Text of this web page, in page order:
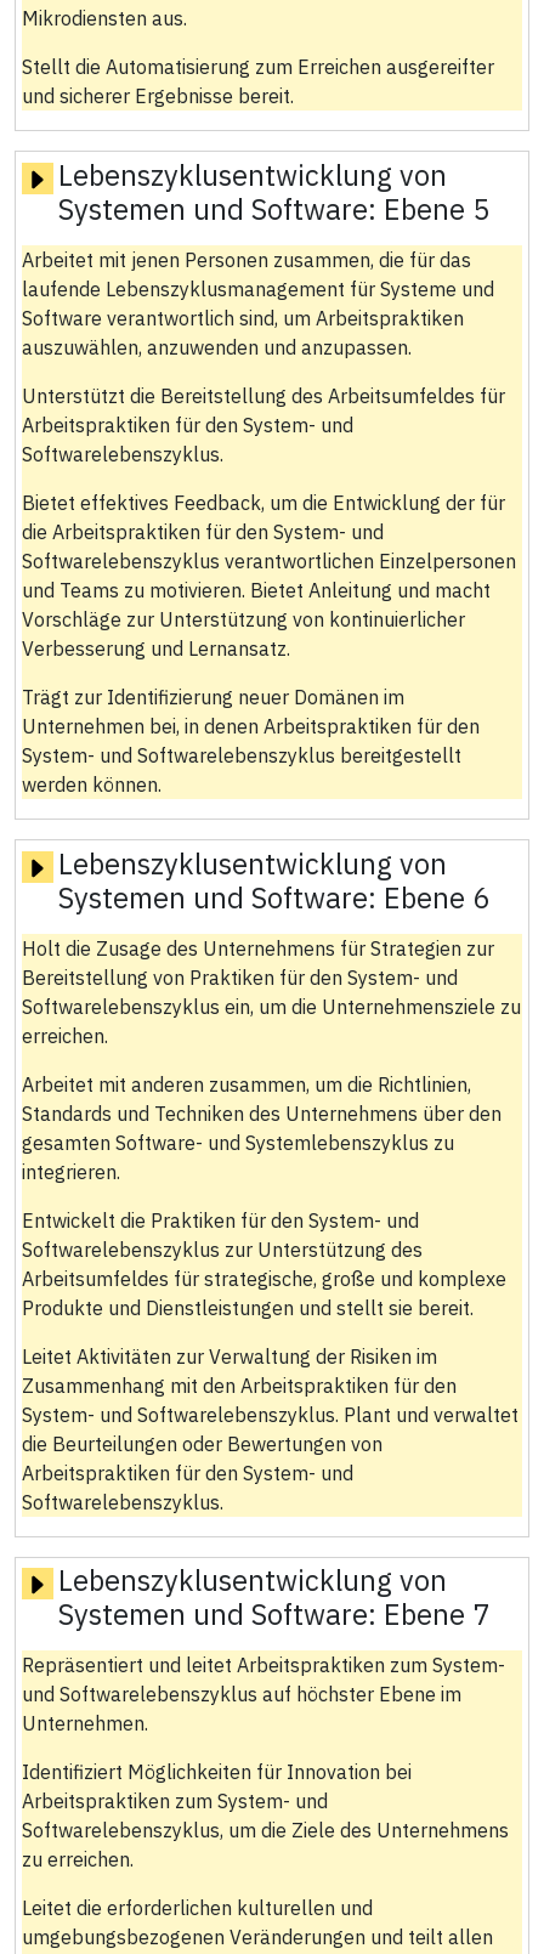
Mikrodiensten aus.
Stellt die Automatisierung zum Erreichen ausgereifter
und sicherer Ergebnisse bereit.
Lebenszyklusentwicklung von
Systemen und Software: Ebene 5
Arbeitet mit jenen Personen zusammen, die für das
laufende Lebenszyklusmanagement für Systeme und
Software verantwortlich sind, um Arbeitspraktiken
auszuwählen, anzuwenden und anzupassen.
Unterstützt die Bereitstellung des Arbeitsumfeldes für
Arbeitspraktiken für den System- und
Softwarelebenszyklus.
Bietet effektives Feedback, um die Entwicklung der für
die Arbeitspraktiken für den System- und
Softwarelebenszyklus verantwortlichen Einzelpersonen
und Teams zu motivieren. Bietet Anleitung und macht
Vorschläge zur Unterstützung von kontinuierlicher
Verbesserung und Lernansatz.
Trägt zur Identifizierung neuer Domänen im
Unternehmen bei, in denen Arbeitspraktiken für den
System- und Softwarelebenszyklus bereitgestellt
werden können.
Lebenszyklusentwicklung von
Systemen und Software: Ebene 6
Holt die Zusage des Unternehmens für Strategien zur
Bereitstellung von Praktiken für den System- und
Softwarelebenszyklus ein, um die Unternehmensziele zu
erreichen.
Arbeitet mit anderen zusammen, um die Richtlinien,
Standards und Techniken des Unternehmens über den
gesamten Software- und Systemlebenszyklus zu
integrieren.
Entwickelt die Praktiken für den System- und
Softwarelebenszyklus zur Unterstützung des
Arbeitsumfeldes für strategische, große und komplexe
Produkte und Dienstleistungen und stellt sie bereit.
Leitet Aktivitäten zur Verwaltung der Risiken im
Zusammenhang mit den Arbeitspraktiken für den
System- und Softwarelebenszyklus. Plant und verwaltet
die Beurteilungen oder Bewertungen von
Arbeitspraktiken für den System- und
Softwarelebenszyklus.
Lebenszyklusentwicklung von
Systemen und Software: Ebene 7
Repräsentiert und leitet Arbeitspraktiken zum System-
und Softwarelebenszyklus auf höchster Ebene im
Unternehmen.
Identifiziert Möglichkeiten für Innovation bei
Arbeitspraktiken zum System- und
Softwarelebenszyklus, um die Ziele des Unternehmens
zu erreichen.
Leitet die erforderlichen kulturellen und
umgebungsbezogenen Veränderungen und teilt allen